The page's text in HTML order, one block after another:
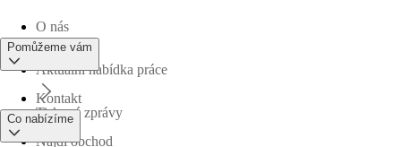
O nás
Aktuální nabídka práce
Tiskové zprávy
Pomůžeme vám
Kontakt
Najdi obchod
Co nabízíme